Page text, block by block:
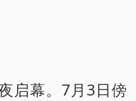
启幕。7月3日傍